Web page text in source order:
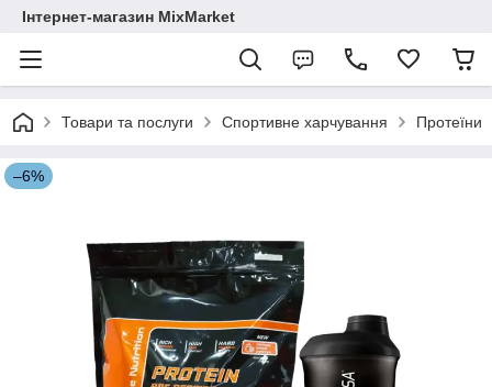
Інтернет-магазин MixMarket
Товари та послуги Спортивне харчування Протеїни
–6%